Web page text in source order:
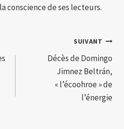
conscience de ses lecteurs.
SUIVANT
Décès de Domingo
Jimnez Beltrán,
« l’écoohroe » de
l’énergie